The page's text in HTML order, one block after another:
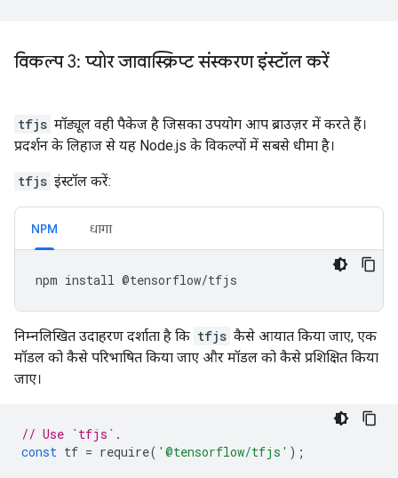
विकल्प 3: प्योर जावास्क्रिप्ट संस्करण इंस्टॉल करें
tfjs मॉड्यूल वही पैकेज है जिसका उपयोग आप ब्राउज़र में करते हैं।
प्रदर्शन के लिहाज से यह Node.js के विकल्पों में सबसे धीमा है।
tfjs इंस्टॉल करें:
NPM धागा
npm install @tensorflow/tfjs
निम्नलिखित उदाहरण दर्शाता है कि tfjs कैसे आयात किया जाए, एक
मॉडल को कैसे परिभाषित किया जाए और मॉडल को कैसे प्रशिक्षित किया
जाए।
// Use `tfjs`.
const tf = require( '@tensorflow/tfjs' );